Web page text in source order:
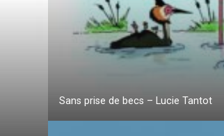
Sans prise de becs – Lucie Tantot